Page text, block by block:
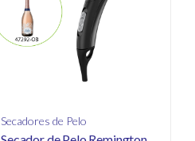
Secadores de Pelo